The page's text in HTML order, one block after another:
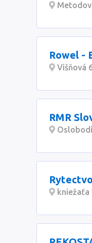
Rowel -
Višňová
RMR
kniežaťa